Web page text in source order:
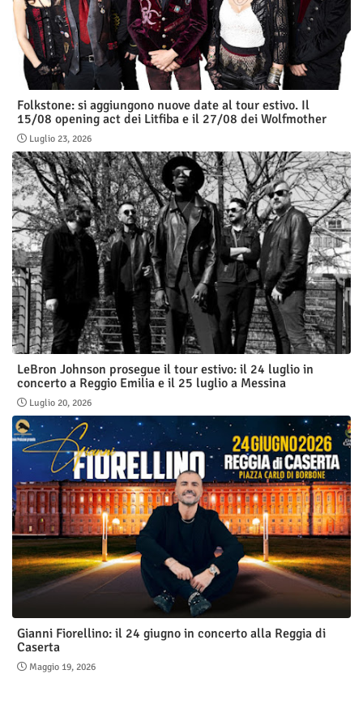
Folkstone: si aggiungono nuove date al tour estivo. Il
15/08 opening act dei Litfiba e il 27/08 dei Wolfmother
Luglio 23, 2026
LeBron Johnson prosegue il tour estivo: il 24 luglio in
concerto a Reggio Emilia e il 25 luglio a Messina
Luglio 20, 2026
Gianni Fiorellino: il 24 giugno in concerto alla Reggia di
Caserta
Maggio 19, 2026